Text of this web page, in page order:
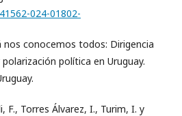
024-01802-
nos conocemos todos: Dirigencia
política en Uruguay.
F., Torres Álvarez, I., Turim, I. y